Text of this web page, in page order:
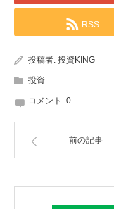
RSS
投稿者: 投資KING
投資
コメント: 0
前の記事